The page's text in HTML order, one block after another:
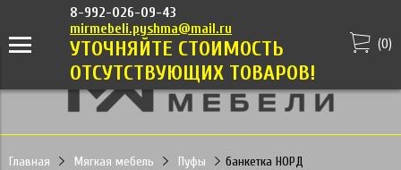
8-992-026-09-43
mirmebeli.pyshma@mail.ru
УТОЧНЯЙТЕ СТОИМОСТЬ
ОТСУТСТВУЮЩИХ ТОВАРОВ!
(0)
Главная Мягкая мебель Пуфы банкетка НОРД